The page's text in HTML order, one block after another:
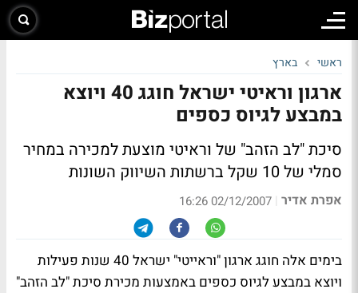
ראשי בארץ
ארגון וראיטי ישראל חוגג 40 ויוצא
במבצע לגיוס כספים
סיכת "לב הזהב" של וראיטי מוצעת למכירה במחיר
סמלי של 10 שקל ברשתות השיווק השונות
אפרת אדיר |
02/12/2007 16:26
בימים אלה חוגג ארגון "וראייטי" ישראל 40 שנות פעילות
ויוצא במבצע לגיוס כספים באמצעות מכירת סיכת "לב הזהב"